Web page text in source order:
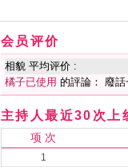
会员评价
相貌 平均评价 :
橘子已使用 的評論： 廢
主持人最近30次上
项 次
1